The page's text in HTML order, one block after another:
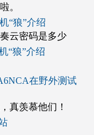
。
“狼”介绍
云密码是多少
“狼”介绍
在野外测试
真羡慕他们！